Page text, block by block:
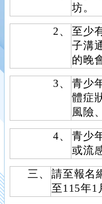
坊。
2、
至少
子溝
的晚
3、
青少
體症
風險
4、
青少
或流
三、
請至報名
至115年1